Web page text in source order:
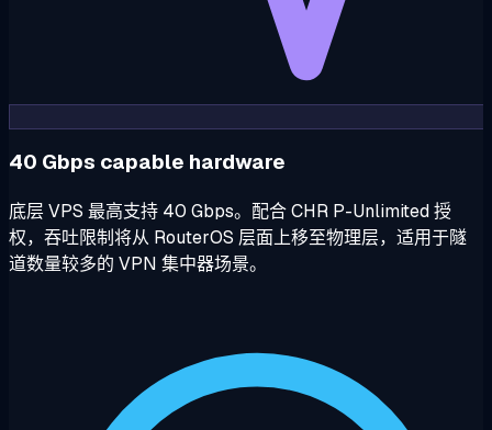
40 Gbps capable hardware
底层 VPS 最高支持 40 Gbps。配合 CHR P-Unlimited 授
权，吞吐限制将从 RouterOS 层面上移至物理层，适用于隧
道数量较多的 VPN 集中器场景。